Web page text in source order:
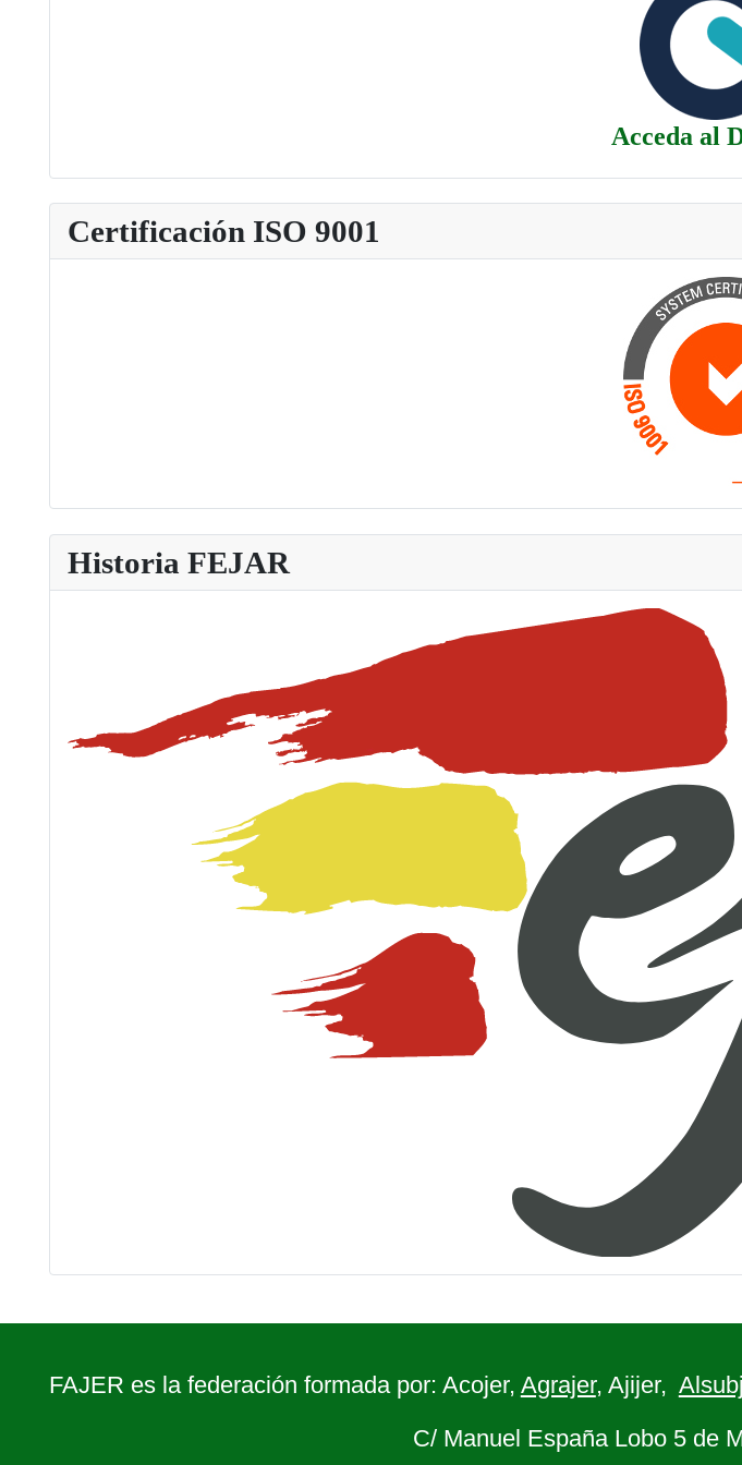
Acceda al
Certificación ISO 9001
Historia FEJAR
FAJER es la federación formada por: Acojer, Agrajer, Ajijer,
C/ Manuel España Lobo 5 de